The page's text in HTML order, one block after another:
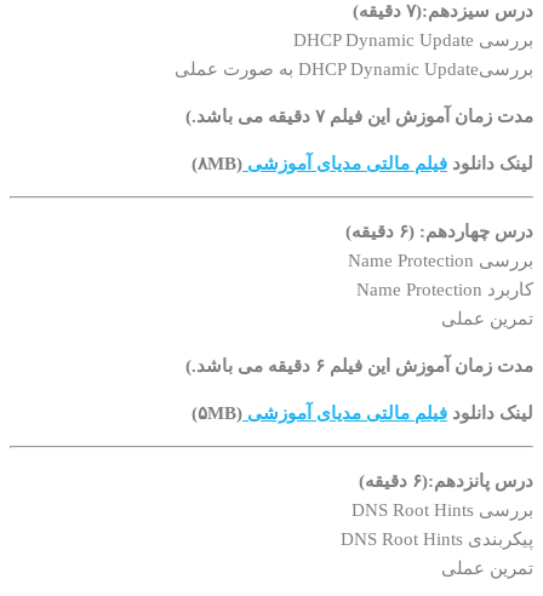
درس سیزدهم:(۷ دقیقه)
بررسی DHCP Dynamic Update
بررسیDHCP Dynamic Update به صورت عملی
مدت زمان آموزش این فیلم ۷ دقیقه می باشد.)
لینک دانلود فیلم مالتی مدیای آموزشی (۸MB)
درس چهاردهم: (۶ دقیقه)
بررسی Name Protection
کاربرد Name Protection
تمرین عملی
مدت زمان آموزش این فیلم ۶ دقیقه می باشد.)
لینک دانلود فیلم مالتی مدیای آموزشی (۵MB)
درس پانزدهم:(۶ دقیقه)
بررسی DNS Root Hints
پیکربندی DNS Root Hints
تمرین عملی